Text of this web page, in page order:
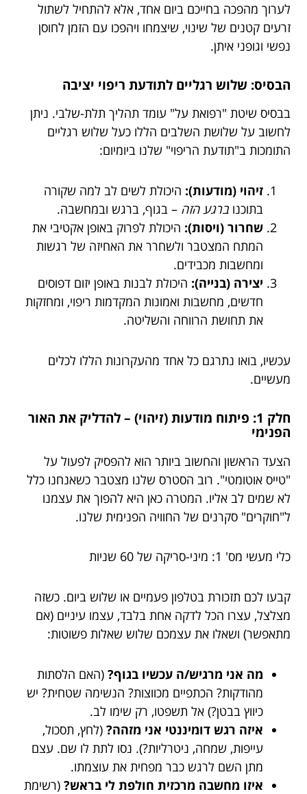
לערוך מהפכה בחייכם ביום אחד, אלא להתחיל לשתול
זרעים קטנים של שינוי, שיצמחו ויהפכו עם הזמן לחוסן
נפשי וגופני איתן.
הבסיס: שלוש רגליים לתודעת ריפוי יציבה
בבסיס שיטת "רפואת על" עומד תהליך תלת-שלבי. ניתן
לחשוב על שלושת השלבים הללו כעל שלוש רגליים
התומכות ב"תודעת הריפוי" שלנו ביומיום:
זיהוי (מודעות): היכולת לשים לב למה שקורה
בתוכנו ברגע הזה – בגוף, ברגש ובמחשבה.
שחרור (ויסות): היכולת לפרוק באופן אקטיבי את
המתח המצטבר ולשחרר את האחיזה של רגשות
ומחשבות מכבידים.
יצירה (בנייה): היכולת לבנות באופן יזום דפוסים
חדשים, מחשבות ואמונות המקדמות ריפוי, ומחזקות
את תחושת הרווחה והשליטה.
עכשיו, בואו נתרגם כל אחד מהעקרונות הללו לכלים
מעשיים.
חלק 1: פיתוח מודעות (זיהוי) – להדליק את האור
הפנימי
הצעד הראשון והחשוב ביותר הוא להפסיק לפעול על
"טייס אוטומטי". רוב הסטרס שלנו מצטבר כשאנחנו כלל
לא שמים לב אליו. המטרה כאן היא להפוך את עצמנו
ל"חוקרים" סקרנים של החוויה הפנימית שלנו.
כלי מעשי מס' 1: מיני-סריקה של 60 שניות
קבעו לכם תזכורת בטלפון פעמיים או שלוש ביום. כשזה
מצלצל, עצרו הכל לדקה אחת בלבד, עצמו עיניים (אם
מתאפשר) ושאלו את עצמכם שלוש שאלות פשוטות:
מה אני מרגיש/ה עכשיו בגוף? (האם הלסתות
מהודקות? הכתפיים מכווצות? הנשימה שטחית? יש
כיווץ בבטן?) אל תשפטו, רק שימו לב.
איזה רגש דומיננטי אני מזהה? (לחץ, תסכול,
עייפות, שמחה, ניטרליות?). נסו לתת לו שם. עצם
מתן השם לרגש כבר מפחית את עוצמתו.
איזו מחשבה מרכזית חולפת לי בראש? (רשימת